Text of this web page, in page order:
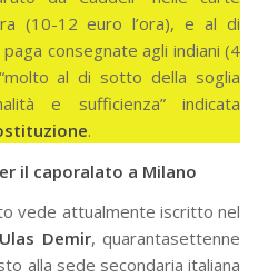
(10-12 euro l’ora), e al di
consegnate agli indiani (4
al di sotto della soglia
e sufficienza” indicata
.
il caporalato a Milano
vede attualmente iscritto nel
Ulas Demir, quarantasettenne
alla sede secondaria italiana